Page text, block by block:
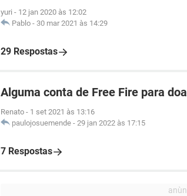
yuri - 12 jan 2020 às 12:02
Pablo - 30 mar 2021 às 14:29
29 Respostas
Alguma conta de Free Fire para
Renato - 1 set 2021 às 13:16
paulojosuemende - 29 jan 2022 às 17:15
7 Respostas